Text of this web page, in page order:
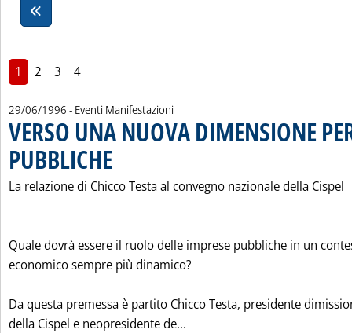
1 2 3 4
29/06/1996 - Eventi Manifestazioni
VERSO UNA NUOVA DIMENSIONE
PUBBLICHE
La relazione di Chicco Testa al convegno nazionale della Cispel
Quale dovrà essere il ruolo delle imprese pubbliche in un
economico sempre più dinamico?
Da questa premessa è partito Chicco Testa, presidente
della Cispel e neopresidente de...